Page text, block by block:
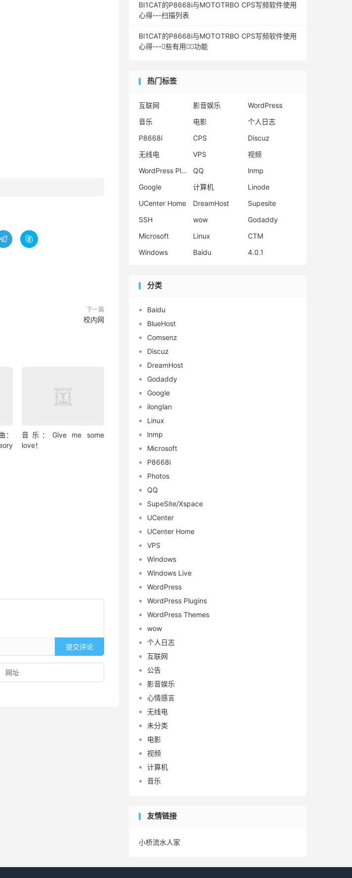
 
下一篇
校内网
：
音乐：Give me some
love！
提交评论
BI1CAT的P8668i与MOTOTRBO CPS写频软件使用
心得---扫描列表
BI1CAT的P8668i与MOTOTRBO CPS写频软件使用
心得---些有用功能
热门标签
互联网 影音娱乐
WordPress
音乐
电影
个人日志
P8668i
CPS
Discuz
无线电
VPS
视频
WordPress Plugins
QQ
lnmp
Google
计算机
Linode
UCenter Home
DreamHost
Supesite
SSH
wow
Godaddy
Microsoft
Linux
CTM
Windows
Baidu 4.0.1
分类
Baidu
BlueHost
Comsenz
Discuz
DreamHost
Godaddy
Google
ilonglan
Linux
lnmp
Microsoft
P8668i
Photos
QQ
SupeSite/Xspace
UCenter
UCenter Home
VPS
Windows
Windows Live
WordPress
WordPress Plugins
WordPress Themes
wow
个人日志
互联网
公告
影音娱乐
心情感言
无线电
未分类
电影
视频
计算机
音乐
友情链接
小桥流水人家